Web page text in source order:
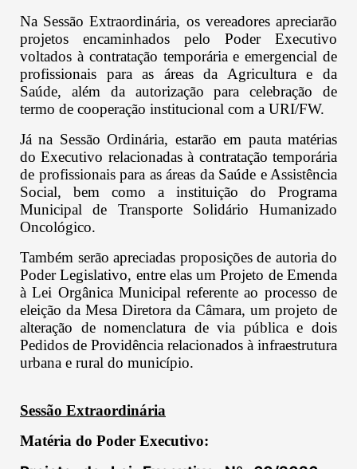
Na Sessão Extraordinária, os vereadores apreciarão
projetos encaminhados pelo Poder Executivo
voltados à contratação temporária e emergencial de
profissionais para as áreas da Agricultura e da
Saúde, além da autorização para celebração de
termo de cooperação institucional com a URI/FW.
Já na Sessão Ordinária, estarão em pauta matérias
do Executivo relacionadas à contratação temporária
de profissionais para as áreas da Saúde e Assistência
Social, bem como a instituição do Programa
Municipal de Transporte Solidário Humanizado
Oncológico.
Também serão apreciadas proposições de autoria do
Poder Legislativo, entre elas um Projeto de Emenda
à Lei Orgânica Municipal referente ao processo de
eleição da Mesa Diretora da Câmara, um projeto de
alteração de nomenclatura de via pública e dois
Pedidos de Providência relacionados à infraestrutura
urbana e rural do município.
Sessão Extraordinária
Matéria do Poder Executivo: